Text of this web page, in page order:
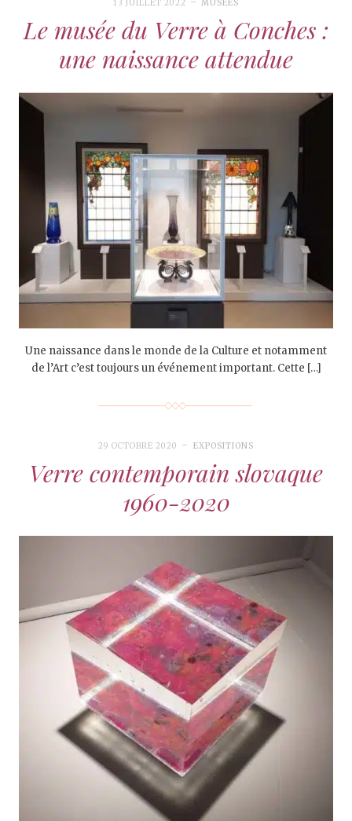
13 JUILLET 2022 MUSÉES
Le musée du Verre à Conches :
une naissance attendue
Une naissance dans le monde de la Culture et notamment
de l’Art c’est toujours un événement important. Cette […]
29 OCTOBRE 2020 EXPOSITIONS
Verre contemporain slovaque
1960-2020